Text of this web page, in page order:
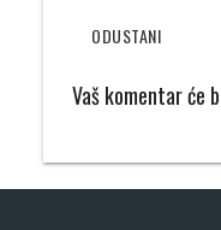
ODUSTANI
Vaš komentar će